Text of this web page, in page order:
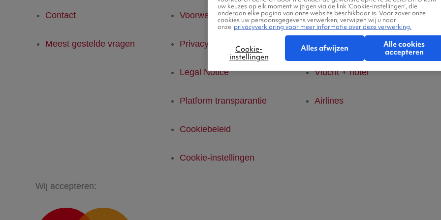
Contact
Meest gestelde vragen
Voorwaarden
Privacyverklaring
Legal Notice
Platform transparantie
Cookiebeleid
Cookie-instellingen
Vluchten
Hotels
Vlucht + hotel
Airlines
Wij accepteren:
uw keuzes op elk moment wijzigen via de link ‘Cookie-instellingen’, die
onderaan elke pagina van onze website beschikbaar is. Voor zover onze
cookies uw persoonsgegevens verwerken, verwijzen wij u naar
onze privacyverklaring voor meer informatie over deze verwerking.
Cookie-
instellingen
Alles afwijzen
Alle cookies
accepteren